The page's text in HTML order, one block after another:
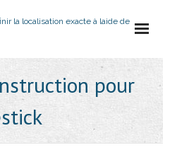
la localisation exacte à laide de
pour